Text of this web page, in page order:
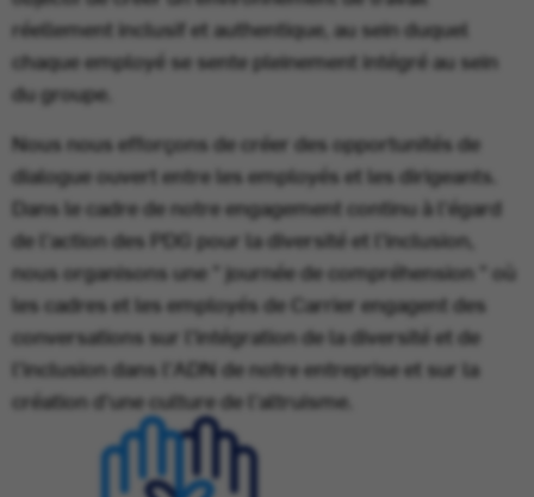
réellement inclusif et authentique, au sein duquel
chaque employé se sente pleinement intégré au sein
du groupe.
Nous nous efforçons de créer des opportunités de
dialogue ouvert entre les employés et les dirigeants.
Dans le cadre de notre engagement continu à l'égard
de l'action des PDG pour la diversité et l'inclusion,
nous organisons une " journée de compréhension " où
les cadres et les employés de Carrier engagent des
conversations sur l'intégration de la diversité et de
l'inclusion dans l'ADN de notre entreprise et sur la
création d'une culture de l'altruisme.